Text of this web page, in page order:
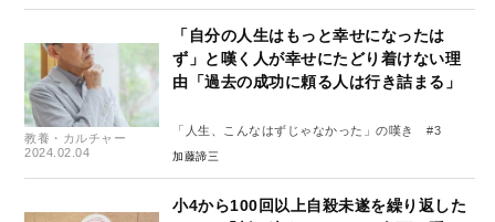
教養・カルチャー
2024.02.04
「自分の人生はもっと幸せになったは
ず」と嘆く人が幸せにたどり着けない理
由「過去の成功に頼る人は行き詰まる」
「人生、こんなはずじゃなかった」の嘆き #3
加藤諦三
小4から100回以上自殺未遂を繰り返した